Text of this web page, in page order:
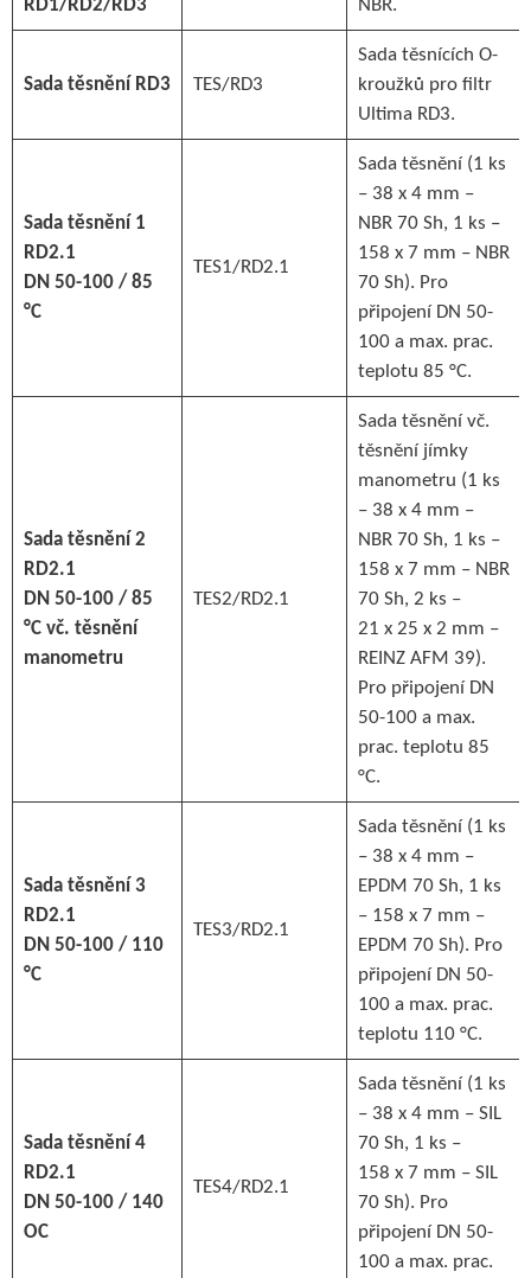
RD1/RD2/RD3
NBR.
Sada těsnění RD3 TES/RD3
Sada těsnících O-
kroužků pro filtr
Ultima RD3.
Sada těsnění 1
RD2.1
DN 50-100 / 85
°C
TES1/RD2.1
Sada těsnění (1 ks
– 38 x 4 mm –
NBR 70 Sh, 1 ks –
158 x 7 mm – NBR
70 Sh). Pro
připojení DN 50-
100 a max. prac.
teplotu 85 °C.
Sada těsnění 2
RD2.1
DN 50-100 / 85
°C vč. těsnění
manometru
TES2/RD2.1
Sada těsnění vč.
těsnění jímky
manometru (1 ks
– 38 x 4 mm –
NBR 70 Sh, 1 ks –
158 x 7 mm – NBR
70 Sh, 2 ks –
21 x 25 x 2 mm –
REINZ AFM 39).
Pro připojení DN
50-100 a max.
prac. teplotu 85
°C.
Sada těsnění 3
RD2.1
DN 50-100 / 110
°C
TES3/RD2.1
Sada těsnění (1 ks
– 38 x 4 mm –
EPDM 70 Sh, 1 ks
– 158 x 7 mm –
EPDM 70 Sh). Pro
připojení DN 50-
100 a max. prac.
teplotu 110 °C.
Sada těsnění 4
RD2.1
DN 50-100 / 140
OC
TES4/RD2.1
Sada těsnění (1 ks
– 38 x 4 mm – SIL
70 Sh, 1 ks –
158 x 7 mm – SIL
70 Sh). Pro
připojení DN 50-
100 a max. prac.